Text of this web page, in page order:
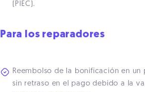
(PIEC).
Para los reparadores
Reembolso de la bonificación en un
sin retraso en el pago debido a la